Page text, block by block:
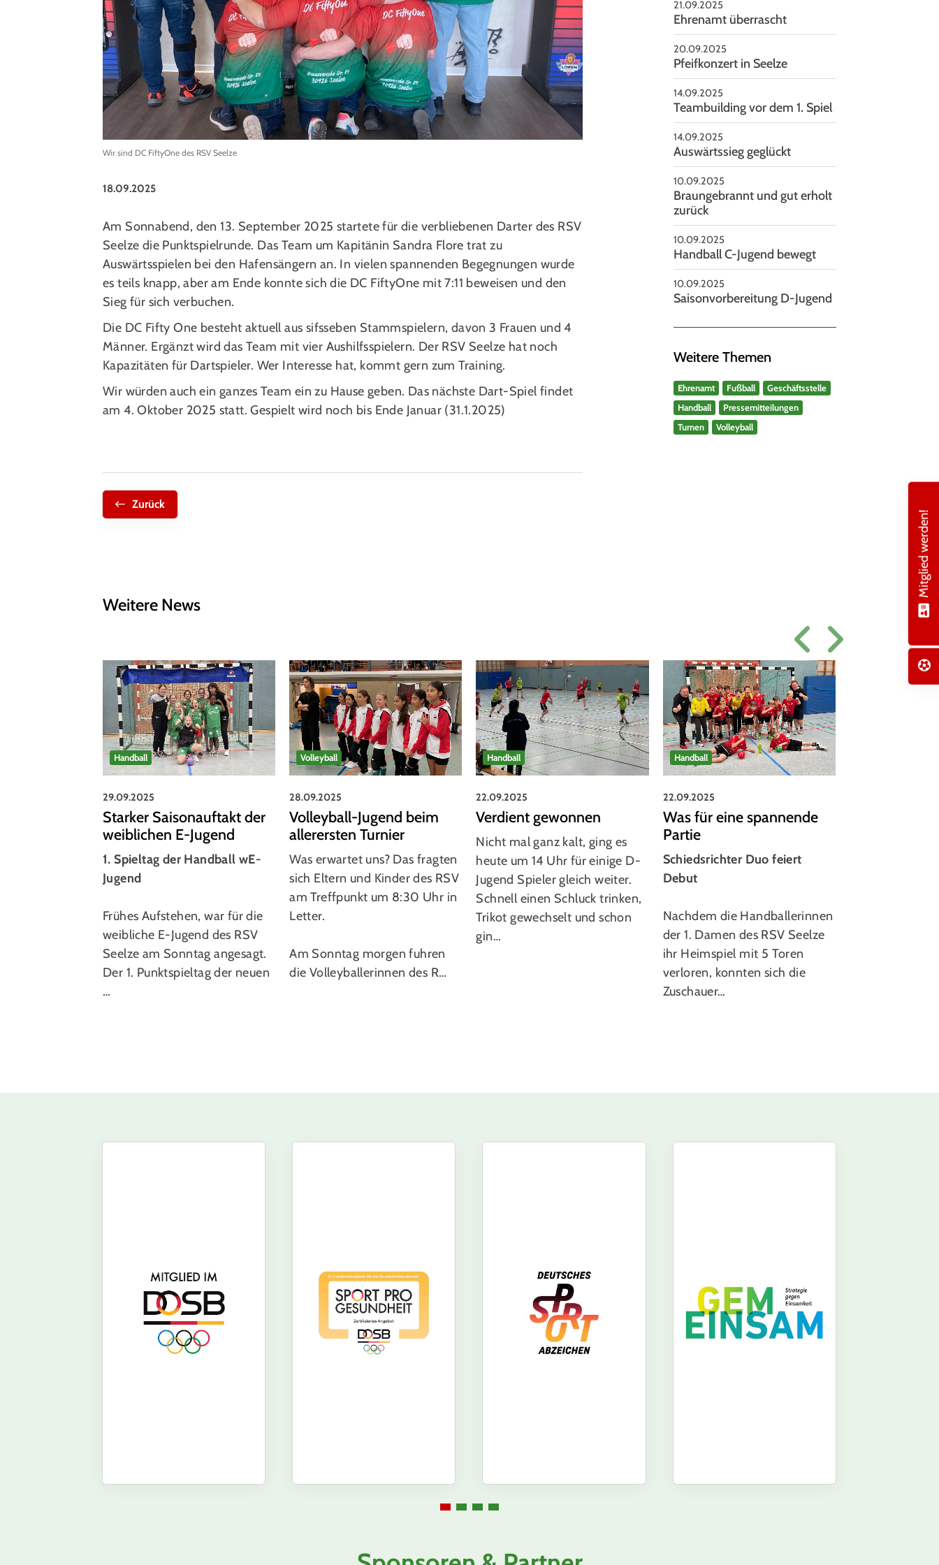
Wir sind DC FiftyOne des RSV Seelze
18.09.2025
Am Sonnabend, den 13. September 2025 startete für die verbliebenen Darter des RSV
Seelze die Punktspielrunde. Das Team um Kapitänin Sandra Flore trat zu
Auswärtsspielen bei den Hafensängern an. In vielen spannenden Begegnungen wurde
es teils knapp, aber am Ende konnte sich die DC FiftyOne mit 7:11 beweisen und den
Sieg für sich verbuchen.
Die DC Fifty One besteht aktuell aus sifsseben Stammspielern, davon 3 Frauen und 4
Männer. Ergänzt wird das Team mit vier Aushilfsspielern. Der RSV Seelze hat noch
Kapazitäten für Dartspieler. Wer Interesse hat, kommt gern zum Training.
Wir würden auch ein ganzes Team ein zu Hause geben. Das nächste Dart-Spiel findet
am 4. Oktober 2025 statt. Gespielt wird noch bis Ende Januar (31.1.2025)
Zurück
21.09.2025
Ehrenamt überrascht
20.09.2025
Pfeifkonzert in Seelze
14.09.2025
Teambuilding vor dem 1. Spiel
14.09.2025
Auswärtssieg geglückt
10.09.2025
Braungebrannt und gut erholt
zurück
10.09.2025
Handball C-Jugend bewegt
10.09.2025
Saisonvorbereitung D-Jugend
Weitere Themen
Ehrenamt Fußball
Geschäftsstelle
Handball
Pressemitteilungen
Turnen
Volleyball
Weitere News
Handball
29.09.2025
Starker Saisonauftakt der
weiblichen E-Jugend
1. Spieltag der Handball wE-
Jugend
Frühes Aufstehen, war für die
weibliche E-Jugend des RSV
Seelze am Sonntag angesagt.
Der 1. Punktspieltag der neuen
…
Volleyball
28.09.2025
Volleyball-Jugend beim
allerersten Turnier
Was erwartet uns? Das fragten
sich Eltern und Kinder des RSV
am Treffpunkt um 8:30 Uhr in
Letter.
Am Sonntag morgen fuhren
die Volleyballerinnen des R…
Handball
22.09.2025
Verdient gewonnen
Nicht mal ganz kalt, ging es
heute um 14 Uhr für einige D-
Jugend Spieler gleich weiter.
Schnell einen Schluck trinken,
Trikot gewechselt und schon
gin…
Handball
22.09.2025
Was für eine spannende
Partie
Schiedsrichter Duo feiert
Debut
Nachdem die Handballerinnen
der 1. Damen des RSV Seelze
ihr Heimspiel mit 5 Toren
verloren, konnten sich die
Zuschauer…
Mitglied werden!